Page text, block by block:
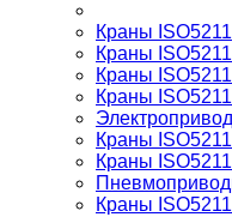
Краны ISO5211
Краны
Краны
Краны
Краны
Краны
Краны